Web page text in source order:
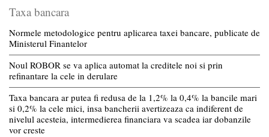
Taxa bancara
Normele metodologice pentru aplicarea taxei bancare, publicate de
Ministerul Finantelor
Noul ROBOR se va aplica automat la creditele noi si prin
refinantare la cele in derulare
Taxa bancara ar putea fi redusa de la 1,2% la 0,4% la bancile mari
si 0,2% la cele mici, insa bancherii avertizeaza ca indiferent de
nivelul acesteia, intermedierea financiara va scadea iar dobanzile
vor creste